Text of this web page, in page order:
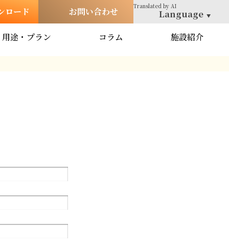
ロード お問い合わせ Translatedby AI
Language
用途・プラン コラム 施設紹介